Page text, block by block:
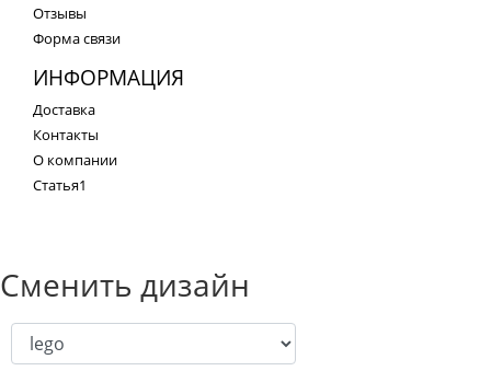
Отзывы
Форма связи
ИНФОРМАЦИЯ
Доставка
Контакты
О компании
Статья1
Сменить дизайн